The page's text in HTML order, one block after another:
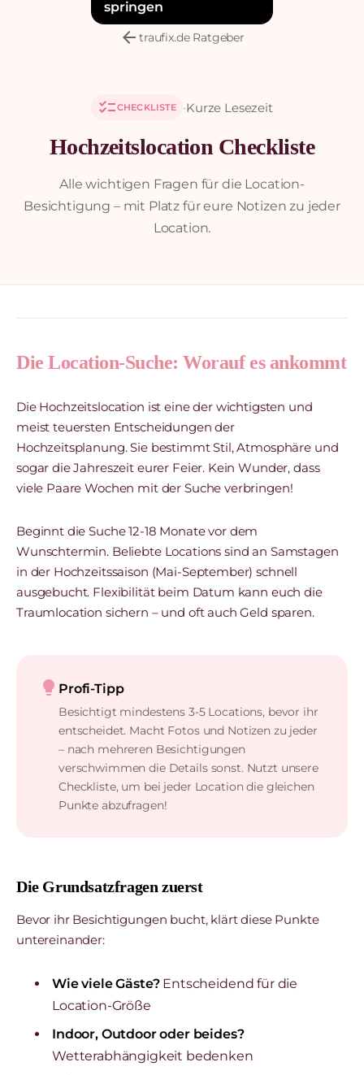
arrow_backtraufix.de Ratgeber
checklistCHECKLISTE ·Kurze Lesezeit
Hochzeitslocation Checkliste
Alle wichtigen Fragen für die Location-
Besichtigung – mit Platz für eure Notizen zu jeder
Location.
Die Location-Suche: Worauf es ankommt
Die Hochzeitslocation ist eine der wichtigsten und
meist teuersten Entscheidungen der
Hochzeitsplanung. Sie bestimmt Stil, Atmosphäre und
sogar die Jahreszeit eurer Feier. Kein Wunder, dass
viele Paare Wochen mit der Suche verbringen!
Beginnt die Suche 12-18 Monate vor dem
Wunschtermin. Beliebte Locations sind an Samstagen
in der Hochzeitssaison (Mai-September) schnell
ausgebucht. Flexibilität beim Datum kann euch die
Traumlocation sichern – und oft auch Geld sparen.
lightbulb Profi-Tipp
Besichtigt mindestens 3-5 Locations, bevor ihr
entscheidet. Macht Fotos und Notizen zu jeder
– nach mehreren Besichtigungen
verschwimmen die Details sonst. Nutzt unsere
Checkliste, um bei jeder Location die gleichen
Punkte abzufragen!
Die Grundsatzfragen zuerst
Bevor ihr Besichtigungen bucht, klärt diese Punkte
untereinander:
Wie viele Gäste?Entscheidend für die
Location-Größe
Indoor, Outdoor oder beides?
Wetterabhängigkeit bedenken
springen